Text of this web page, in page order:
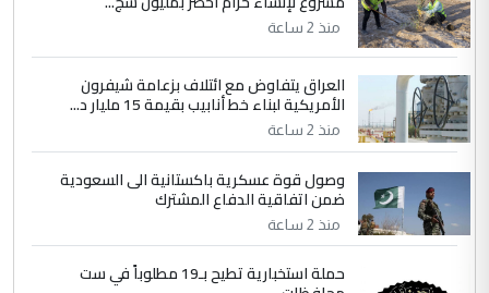
التعليق : واحد من عصابة علي ماما يسقط
جنسية الرافد الثالث للعراق ومن اصول عريقة
ابا فرات ...
الموضوع :
الجواهري يرد على صدام حسين سل
مضجعيك يابن الزنا (نص كامل)
5 سردار
التعليق : واحد من عصابة علي ماما يسقط
جنسية الرافد الثالث للعراق ومن اصول عريقة
منذ 2 ساعة
العراق يتفاوض مع ائتلاف بزعامة شيفرون
الأمريكية لبناء خط أنابيب بقيمة 15 مليار د...
منذ 2 ساعة
وصول قوة عسكرية باكستانية الى السعودية
ضمن اتفاقية الدفاع المشترك
منذ 2 ساعة
حملة استخبارية تطيح بـ19 مطلوباً في ست